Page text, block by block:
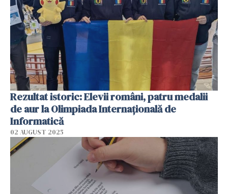
Rezultat istoric: Elevii români, patru medalii
de aur la Olimpiada Internaţională de
Informatică
02 AUGUST 2025